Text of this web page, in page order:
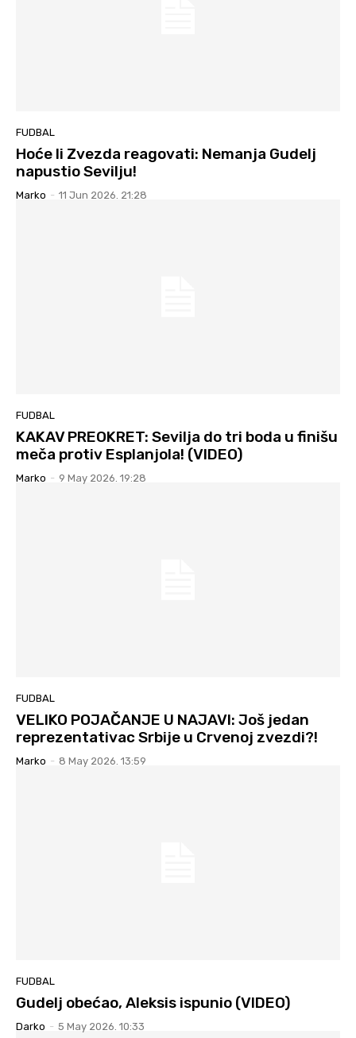
FUDBAL
Hoće li Zvezda reagovati: Nemanja Gudelj
napustio Sevilju!
Marko - 11 Jun 2026. 21:28
FUDBAL
KAKAV PREOKRET: Sevilja do tri boda u finišu
meča protiv Esplanjola! (VIDEO)
Marko - 9 May 2026. 19:28
FUDBAL
VELIKO POJAČANJE U NAJAVI: Još jedan
reprezentativac Srbije u Crvenoj zvezdi?!
Marko - 8 May 2026. 13:59
FUDBAL
Gudelj obećao, Aleksis ispunio (VIDEO)
Darko - 5 May 2026. 10:33